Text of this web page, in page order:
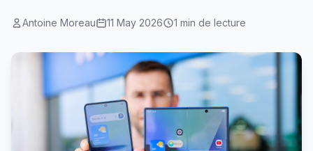
Antoine Moreau 11 May 2026 1 min de lecture